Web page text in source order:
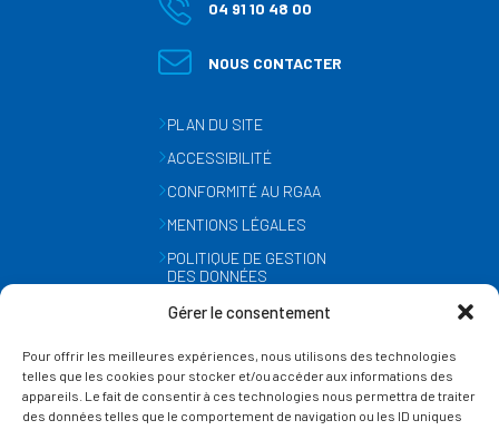
Gérer le consentement
Pour offrir les meilleures expériences, nous utilisons des technologies
telles que les cookies pour stocker et/ou accéder aux informations des
appareils. Le fait de consentir à ces technologies nous permettra de traiter
des données telles que le comportement de navigation ou les ID uniques
04 91 10 48 00
NOUS CONTACTER
PLAN DU SITE
ACCESSIBILITÉ
CONFORMITÉ AU RGAA
MENTIONS LÉGALES
POLITIQUE DE GESTION
DES DONNÉES
GESTION DES COOKIES